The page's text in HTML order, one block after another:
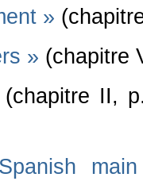
»
» (chapitre
(chapitre II,